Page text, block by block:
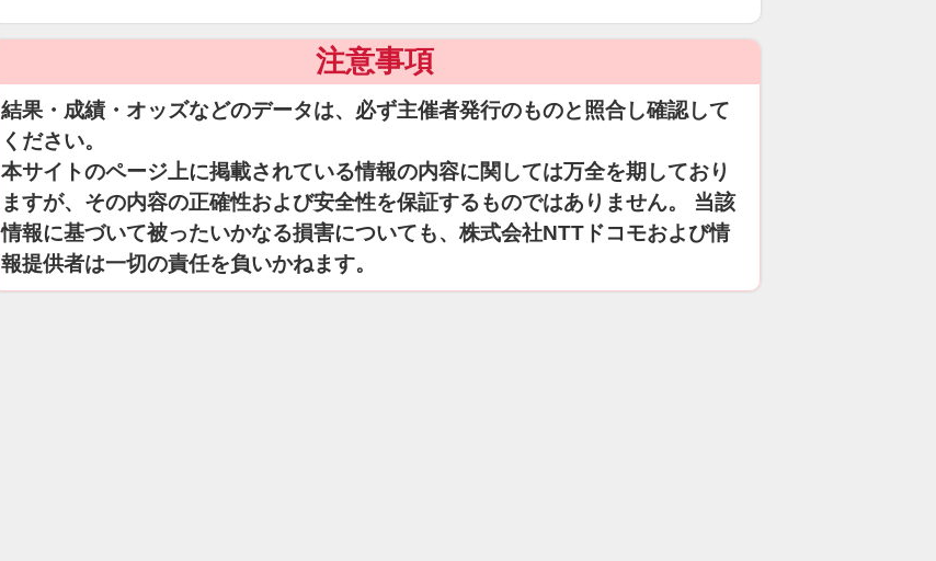
注意事項
結果・成績・オッズなどのデータは、必ず主催者発行のものと照合し確認して
ください。
本サイトのページ上に掲載されている情報の内容に関しては万全を期しており
ますが、その内容の正確性および安全性を保証するものではありません。 当該
情報に基づいて被ったいかなる損害についても、株式会社NTTドコモおよび情
報提供者は一切の責任を負いかねます。